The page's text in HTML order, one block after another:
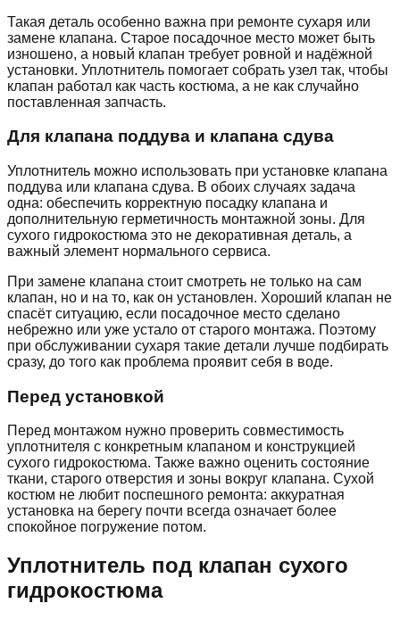
Такая деталь особенно важна при ремонте сухаря или
замене клапана. Старое посадочное место может быть
изношено, а новый клапан требует ровной и надёжной
установки. Уплотнитель помогает собрать узел так, чтобы
клапан работал как часть костюма, а не как случайно
поставленная запчасть.
Для клапана поддува и клапана сдува
Уплотнитель можно использовать при установке клапана
поддува или клапана сдува. В обоих случаях задача
одна: обеспечить корректную посадку клапана и
дополнительную герметичность монтажной зоны. Для
сухого гидрокостюма это не декоративная деталь, а
важный элемент нормального сервиса.
При замене клапана стоит смотреть не только на сам
клапан, но и на то, как он установлен. Хороший клапан не
спасёт ситуацию, если посадочное место сделано
небрежно или уже устало от старого монтажа. Поэтому
при обслуживании сухаря такие детали лучше подбирать
сразу, до того как проблема проявит себя в воде.
Перед установкой
Перед монтажом нужно проверить совместимость
уплотнителя с конкретным клапаном и конструкцией
сухого гидрокостюма. Также важно оценить состояние
ткани, старого отверстия и зоны вокруг клапана. Сухой
костюм не любит поспешного ремонта: аккуратная
установка на берегу почти всегда означает более
спокойное погружение потом.
Уплотнитель под клапан сухого
гидрокостюма